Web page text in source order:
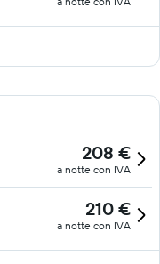
208 €
a notte con IVA
210 €
a notte con IVA